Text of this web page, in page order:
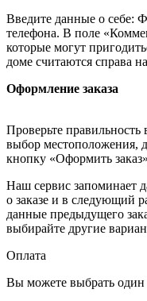
Введите данные о себе:
телефона. В поле
которые могут
доме считаются справа
Оформление заказа
Проверьте
выбор местоположения,
кнопку «Оформить
Наш сервис запоминает
о заказе и в следующий
данные предыдущего
выбирайте другие
Оплата
Вы можете выбрать один